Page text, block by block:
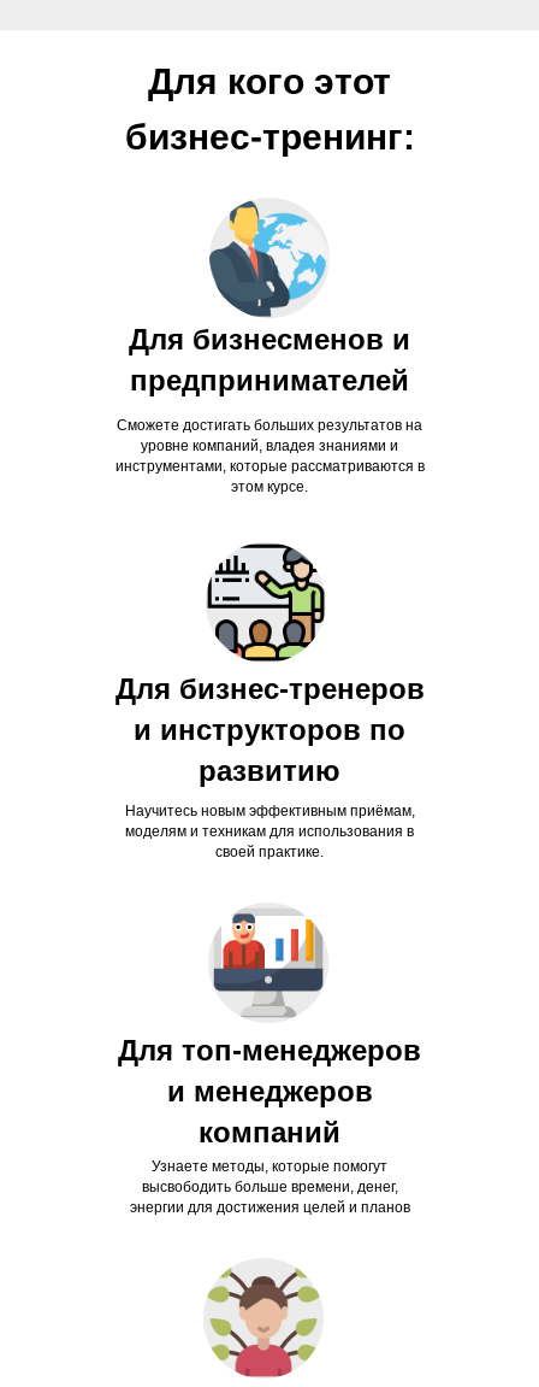
Сможете достигать больших результатов на
уровне компаний, владея знаниями и
инструментами, которые рассматриваются в
этом курсе.
Научитесь новым эффективным приёмам,
моделям и техникам для использования в
своей практике.
Узнаете методы, которые помогут
высвободить больше времени, денег,
энергии для достижения целей и планов
Для бизнесменов и
предпринимателей
Для бизнес-тренеров
и инструкторов по
развитию
Для топ-менеджеров
и менеджеров
компаний
Для кого этот
бизнес-тренинг: